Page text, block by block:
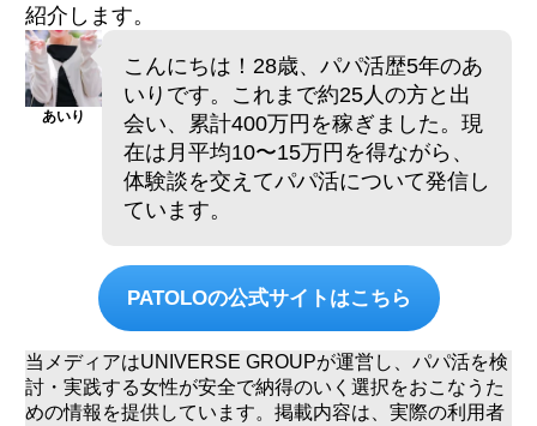
紹介します。
あいり
こんにちは！28歳、パパ活歴5年のあ
いりです。これまで約25人の方と出
会い、累計400万円を稼ぎました。現
在は月平均10〜15万円を得ながら、
体験談を交えてパパ活について発信し
ています。
PATOLOの公式サイトはこちら
当メディアはUNIVERSE GROUPが運営し、パパ活を検
討・実践する女性が安全で納得のいく選択をおこなうた
めの情報を提供しています。掲載内容は、実際の利用者